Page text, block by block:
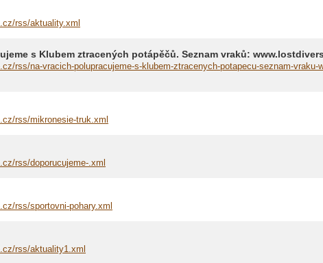
rss/aktuality.xml
s Klubem ztracených potápěčů. Seznam vraků:
rss/na-vracich-polupracujeme-s-klubem-ztracenych-potapecu-seznam-vraku-
rss/mikronesie-truk.xml
rss/doporucujeme-.xml
rss/sportovni-pohary.xml
rss/aktuality1.xml